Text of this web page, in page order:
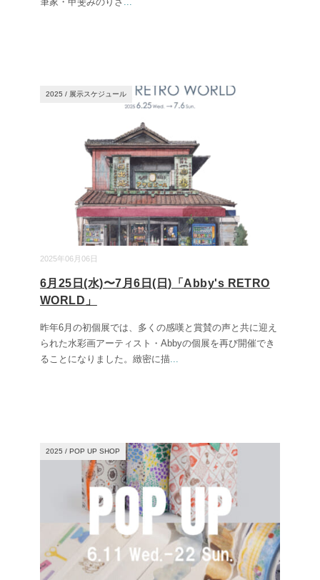
2025年06月06日
2025 / 展示スケジュール
6月25日(水)〜7月6日(日)「Abby's RETRO
WORLD」
昨年6月の初個展では、多くの感嘆と賞賛の声と共に迎え
られた水彩画アーティスト・Abbyの個展を再び開催でき
ることになりました。緻密に描...
2025 / POP UP SHOP